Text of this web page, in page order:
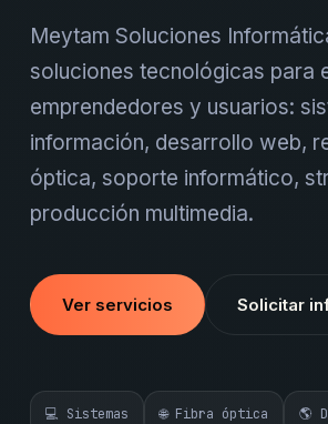
Meytam Soluciones
soluciones tecnológicas para
emprendedores y usuarios:
información, desarrollo web,
óptica, soporte informático,
producción multimedia.
Ver servicios Solicitar
💻 Sistemas 🌐 Fibra óptica 🌎